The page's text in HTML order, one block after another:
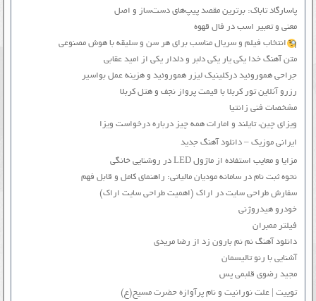
پاسارگاد تاباک: برترین مقصد پیپ‌های دست‌ساز و اصل
معنی و تعبیر اسب در فال قهوه
انتخاب فیلم و سریال مناسب برای هر سن و سلیقه با هوش مصنوعی
متن آهنگ خدا یکی یار یکی دلبر و دلدار یکی از امید عقابی
جراحی هموروئید درکلینیک لیزر هموروئید و هزینه عمل بواسیر
رزرو آنلاین تور کربلا با قیمت پرواز نجف و هتل کربلا
مشخصات فنی زانتیا
ویزای چین، تایلند و امارات همه چیز درباره درخواست ویزا
ایرانی موزیک – دانلود آهنگ جدید
مزایا و معایب استفاده از ماژول LED در روشنایی خانگی
نحوه ثبت نام در سامانه مودیان مالیاتی: راهنمای کامل و قابل فهم
سفارش طراحی سایت در اراک (اهمیت طراحی سایت اراک)
خودرو هیدروژنی
فیلتر ممبران
دانلود آهنگ نم نم بارون زد از رضا مریدی
آشنایی با رنو تالیسمان
مجید رضوی قلبمی پس
توییت | علت نورانیت و نام پرآوازه حضرت مسیح(ع)